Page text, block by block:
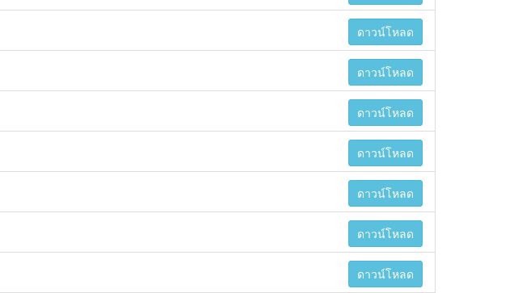
ดาวน์โหลด
ดาวน์โหลด
ดาวน์โหลด
ดาวน์โหลด
ดาวน์โหลด
ดาวน์โหลด
ดาวน์โหลด